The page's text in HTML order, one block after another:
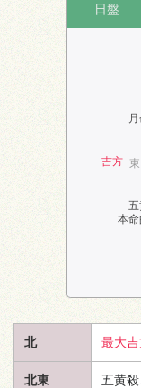
日盤
吉方
本
東
北 最大
北東 五黄